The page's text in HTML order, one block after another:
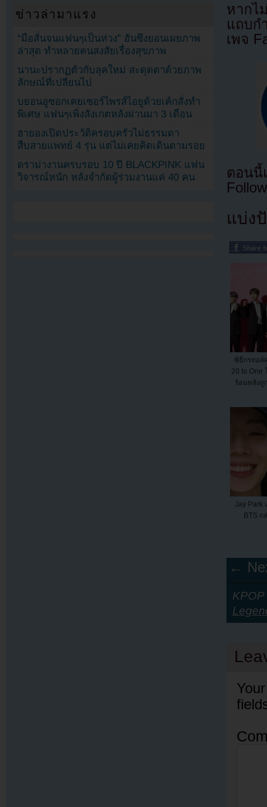
หากไ
แถบก
เพจ
ตอนนี้
แบ่ง
พิธีกรทอล์
20 to One
ร้อนหลังถู
Jay Park
BTS ก
←
ข่าวล่ามาแรง
“มือสั่นจนแฟนๆเป็นห่วง” ฮันซึงยอนเผยภาพ
ล่าสุด ทำหลายคนสงสัยเรื่องสุขภาพ
นานะปรากฏตัวกับลุคใหม่ สะดุดตาด้วยภาพ
ลักษณ์ที่เปลี่ยนไป
บยอนอูซอกเคยเซอร์ไพรส์ไอยูด้วยเค้กสั่งทำ
พิเศษ แฟนๆเพิ่งสังเกตหลังผ่านมา 3 เดือน
ฮายองเปิดประวัติครอบครัวไม่ธรรมดา
สืบสายแพทย์ 4 รุ่น แต่ไม่เคยคิดเดินตามรอย
ดราม่างานครบรอบ 10 ปี BLACKPINK แฟน
วิจารณ์หนัก หลังจำกัดผู้ร่วมงานแค่ 40 คน